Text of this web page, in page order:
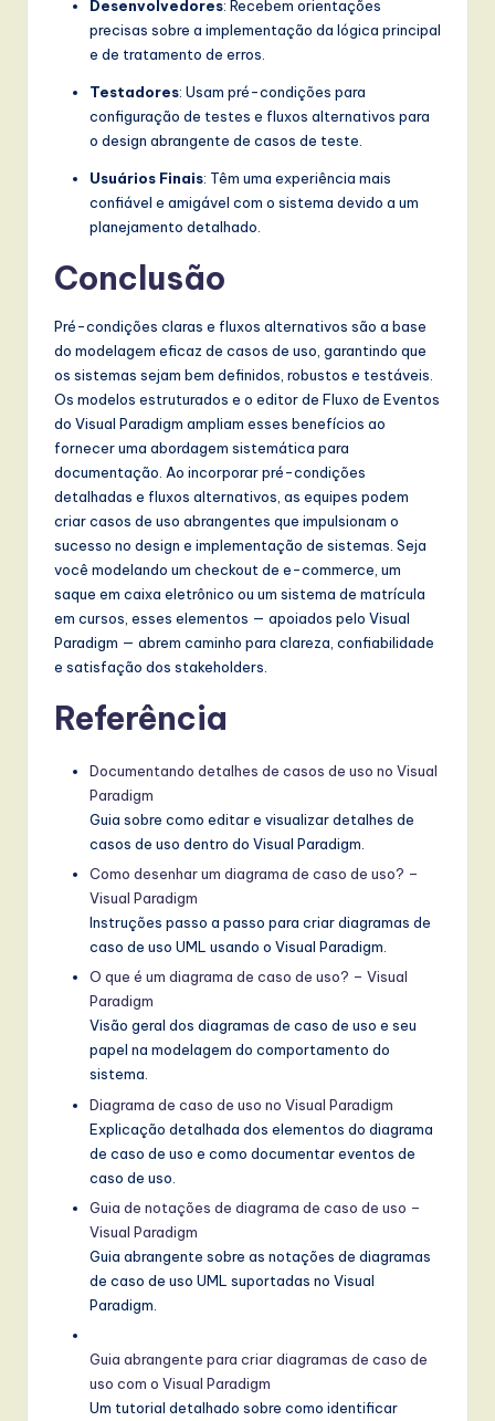
Desenvolvedores: Recebem orientações
precisas sobre a implementação da lógica principal
e de tratamento de erros.
Testadores: Usam pré-condições para
configuração de testes e fluxos alternativos para
o design abrangente de casos de teste.
Usuários Finais: Têm uma experiência mais
confiável e amigável com o sistema devido a um
planejamento detalhado.
Conclusão
Pré-condições claras e fluxos alternativos são a base
do modelagem eficaz de casos de uso, garantindo que
os sistemas sejam bem definidos, robustos e testáveis.
Os modelos estruturados e o editor de Fluxo de Eventos
do Visual Paradigm ampliam esses benefícios ao
fornecer uma abordagem sistemática para
documentação. Ao incorporar pré-condições
detalhadas e fluxos alternativos, as equipes podem
criar casos de uso abrangentes que impulsionam o
sucesso no design e implementação de sistemas. Seja
você modelando um checkout de e-commerce, um
saque em caixa eletrônico ou um sistema de matrícula
em cursos, esses elementos — apoiados pelo Visual
Paradigm — abrem caminho para clareza, confiabilidade
e satisfação dos stakeholders.
Referência
Documentando detalhes de casos de uso no Visual
Paradigm
Guia sobre como editar e visualizar detalhes de
casos de uso dentro do Visual Paradigm.
Como desenhar um diagrama de caso de uso? –
Visual Paradigm
Instruções passo a passo para criar diagramas de
caso de uso UML usando o Visual Paradigm.
O que é um diagrama de caso de uso? – Visual
Paradigm
Visão geral dos diagramas de caso de uso e seu
papel na modelagem do comportamento do
sistema.
Diagrama de caso de uso no Visual Paradigm
Explicação detalhada dos elementos do diagrama
de caso de uso e como documentar eventos de
caso de uso.
Guia de notações de diagrama de caso de uso –
Visual Paradigm
Guia abrangente sobre as notações de diagramas
de caso de uso UML suportadas no Visual
Paradigm.
Guia abrangente para criar diagramas de caso de
uso com o Visual Paradigm
Um tutorial detalhado sobre como identificar